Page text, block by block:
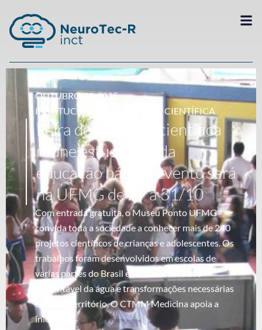
OUTUBRO 28, 2025
INSTITUCIONAL
PRODUÇÃO CIENTÍFICA
Feira de iniciação científica
reúne estudantes da
educação básica; evento será
na UFMG de 29 a 31/10
Com entrada gratuita, o Museu Ponto UFMG
convida toda a sociedade a conhecer mais de 240
projetos científicos de crianças e adolescentes. Os
trabalhos foram desenvolvidos em escolas de
várias partes do Brasil e versam sobre uso
sustentável da água e transformações necessárias
em cada território. O CTMM Medicina apoia a
iniciativa